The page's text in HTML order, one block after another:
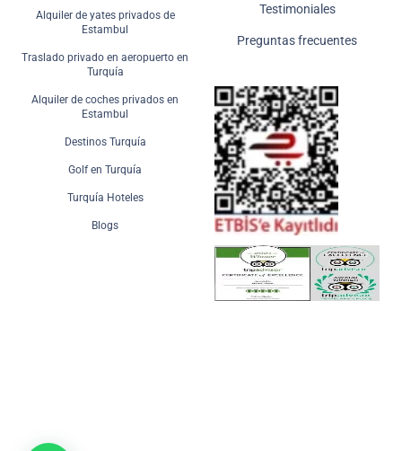
Alquiler de yates privados de
Estambul
Traslado privado en aeropuerto en
Turquía
Alquiler de coches privados en
Estambul
Destinos Turquía
Golf en Turquía
Turquía Hoteles
Blogs
Testimoniales
Preguntas frecuentes